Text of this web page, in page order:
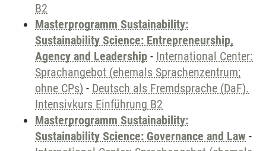
B2
Masterprogramm Sustainability:
Sustainability Science: Entrepreneurship,
Agency and Leadership - International Center:
Sprachangebot (ehemals Sprachenzentrum;
ohne CPs) - Deutsch als Fremdsprache (DaF).
Intensivkurs Einführung B2
Masterprogramm Sustainability:
Sustainability Science: Governance and Law -